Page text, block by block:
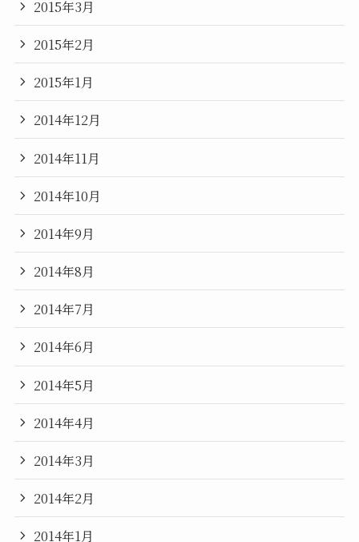
2015年3月
2015年2月
2015年1月
2014年12月
2014年11月
2014年10月
2014年9月
2014年8月
2014年7月
2014年6月
2014年5月
2014年4月
2014年3月
2014年2月
2014年1月